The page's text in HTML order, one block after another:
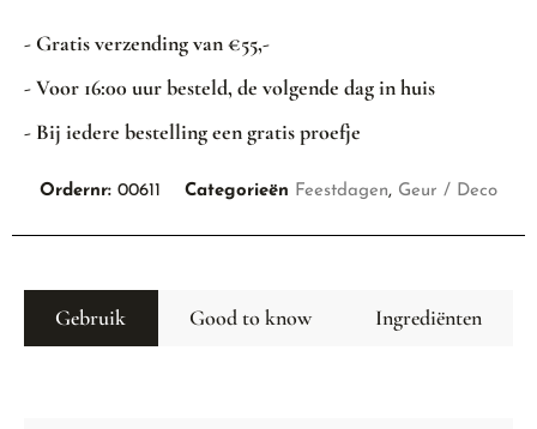
- Gratis verzending van €55,-
- Voor 16:00 uur besteld, de volgende dag in huis
- Bij iedere bestelling een gratis proefje
Ordernr: 00611 Categorieën Feestdagen, Geur / Deco
Gebruik Good to know Ingrediënten